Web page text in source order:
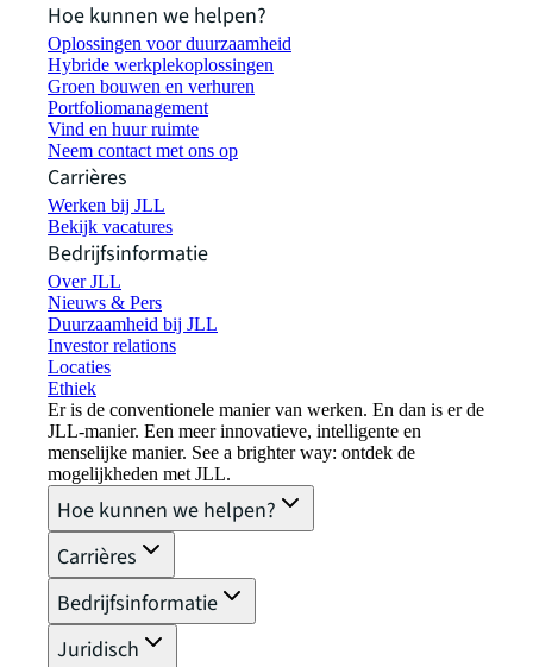
Hoe kunnen we helpen?
Oplossingen voor duurzaamheid
Hybride werkplekoplossingen
Groen bouwen en verhuren
Portfoliomanagement
Vind en huur ruimte
Neem contact met ons op
Carrières
Werken bij JLL
Bekijk vacatures
Bedrijfsinformatie
Over JLL
Nieuws & Pers
Duurzaamheid bij JLL
Investor relations
Locaties
Ethiek
Er is de conventionele manier van werken. En dan is er de
JLL-manier. Een meer innovatieve, intelligente en
menselijke manier. See a brighter way: ontdek de
mogelijkheden met JLL.
Hoe kunnen we helpen?
Carrières
Bedrijfsinformatie
Juridisch